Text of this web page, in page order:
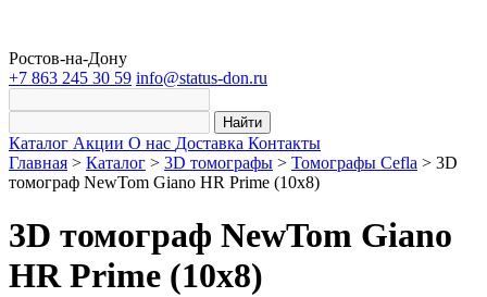
Ростов-на-Дону
+7 863 245 30 59 info@status-don.ru
Найти
Каталог Акции О нас Доставка Контакты
Главная > Каталог > 3D томографы > Томографы Cefla > 3D
томограф NewTom Giano HR Prime (10x8)
3D томограф NewTom Giano
HR Prime (10x8)